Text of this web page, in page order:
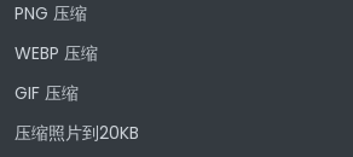
PNG 压缩
WEBP 压缩
GIF 压缩
压缩照片到20KB